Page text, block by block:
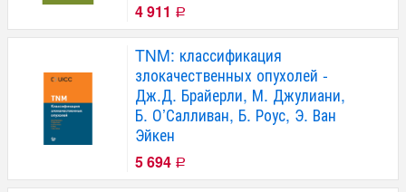
4 911 Р
TNM: классификация
злокачественных опухолей -
Дж.Д. Брайерли, М. Джулиани,
Б. О’Салливан, Б. Роус, Э. Ван
Эйкен
5 694 Р